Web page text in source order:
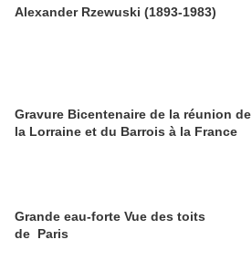
Alexander Rzewuski (1893-1983)
Gravure Bicentenaire de la réunion de
la Lorraine et du Barrois à la France
Grande eau-forte Vue des toits
de Paris